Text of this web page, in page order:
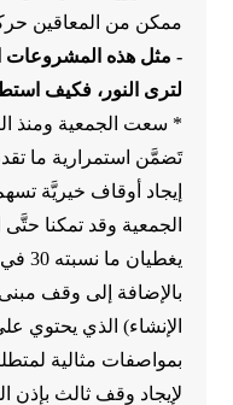
ممكن من المعاقين
- مثل هذه المشروعات
لترى النور، فكيف
* سعت الجمعية ومنذ
تَضمَّن استمرارية ما
إيجاد أوقاف خيريَّة
الجمعية وقد تمكنا
بالإضافة إلى وقف
الإنشاء) الذي يحتوي
بمواصفات مثالية
لإيجاد وقف ثالث بإذن